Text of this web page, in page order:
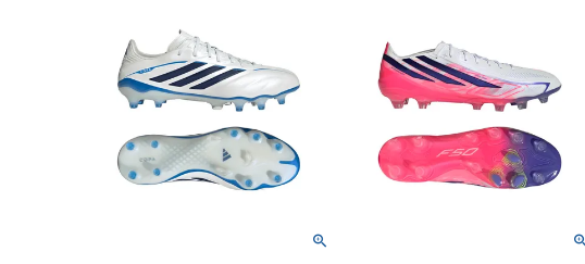
日本代表
ナショナルチーム
ウェア